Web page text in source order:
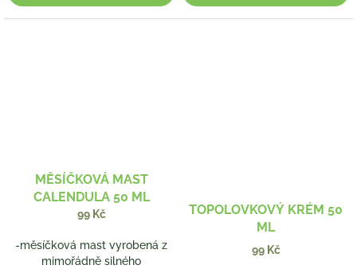
MĚSÍČKOVÁ MAST
CALENDULA 50 ML
99 Kč
-měsíčková mast vyrobená z
mimořádně silného
TOPOLOVKOVÝ KRÉM 50
ML
99 Kč